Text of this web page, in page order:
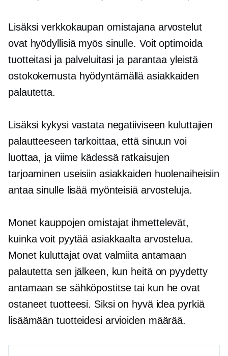
Lisäksi verkkokaupan omistajana arvostelut
ovat hyödyllisiä myös sinulle. Voit optimoida
tuotteitasi ja palveluitasi ja parantaa yleistä
ostokokemusta hyödyntämällä asiakkaiden
palautetta.
Lisäksi kykysi vastata negatiiviseen kuluttajien
palautteeseen tarkoittaa, että sinuun voi
luottaa, ja viime kädessä ratkaisujen
tarjoaminen useisiin asiakkaiden huolenaiheisiin
antaa sinulle lisää myönteisiä arvosteluja.
Monet kauppojen omistajat ihmettelevät,
kuinka voit pyytää asiakkaalta arvostelua.
Monet kuluttajat ovat valmiita antamaan
palautetta sen jälkeen, kun heitä on pyydetty
antamaan se sähköpostitse tai kun he ovat
ostaneet tuotteesi. Siksi on hyvä idea pyrkiä
lisäämään tuotteidesi arvioiden määrää.